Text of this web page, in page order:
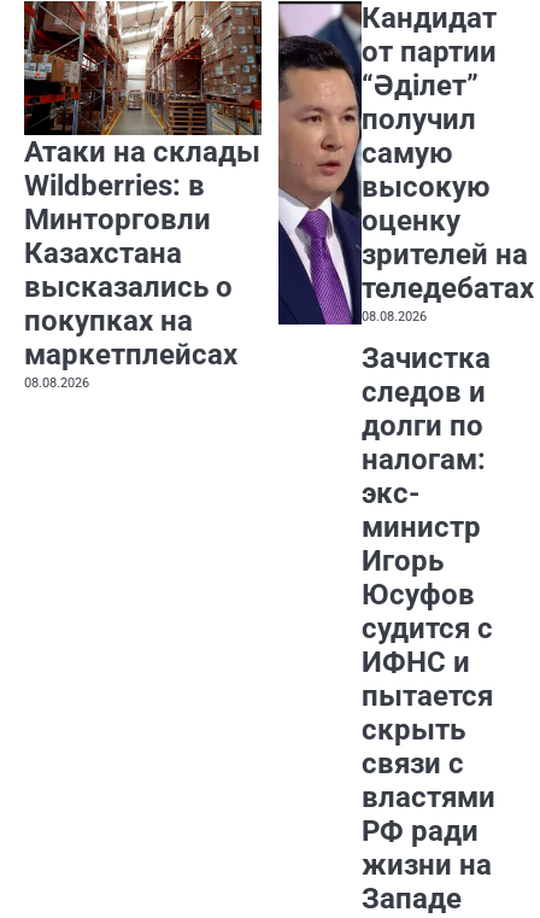
Атаки на склады
Wildberries: в
Минторговли
Казахстана
высказались о
покупках на
маркетплейсах
08.08.2026
Кандидат
от партии
“Әділет”
получил
самую
высокую
оценку
зрителей на
теледебатах
08.08.2026
Зачистка
следов и
долги по
налогам:
экс-
министр
Игорь
Юсуфов
судится с
ИФНС и
пытается
скрыть
связи с
властями
РФ ради
жизни на
Западе